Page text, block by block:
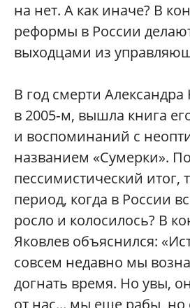
на нет. А как иначе? В
реформы в России
выходцами из
В год смерти
в 2005‑м, вышла книга
и воспоминаний с
названием «Сумерки».
пессимистический итог,
период, когда в России
росло и колосилось? В
Яковлев объяснился:
совсем недавно мы
догнать время. Но увы,
от нас... мы еще рабы, но